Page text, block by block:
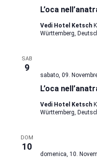
L’oca
Vedi Hotel Ketsch
Württemberg,
SAB
9
L’oca
sabato, 09.
Vedi Hotel Ketsch
Württemberg,
DOM
10
domenica, 10.